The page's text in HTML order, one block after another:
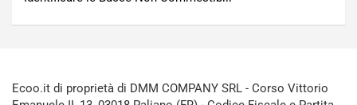
Ecoo.it di proprietà di DMM COMPANY SRL - Corso Vittorio